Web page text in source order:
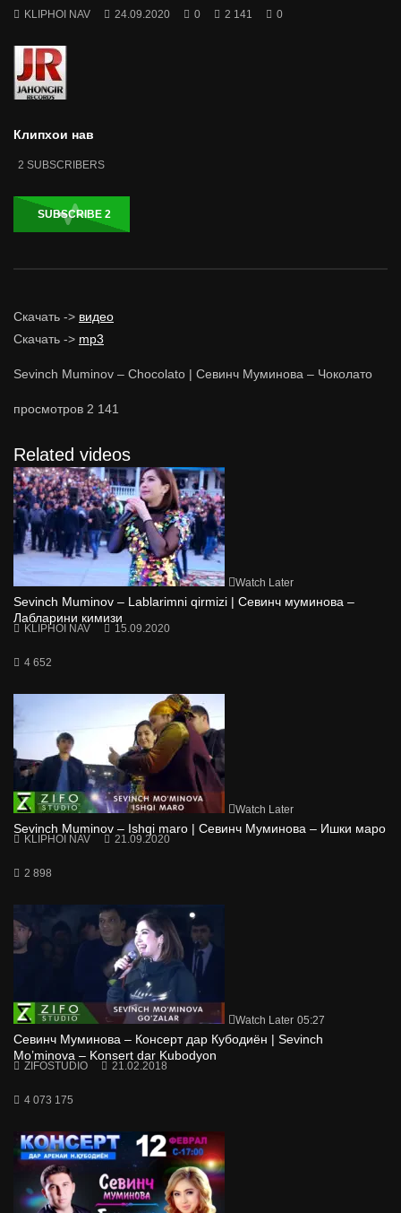
KLIPHOI NAV 24.09.2020 0 2 141 0
Клипхои нав
2 SUBSCRIBERS
SUBSCRIBE 2
Скачать -> видео
Скачать -> mp3
Sevinch Muminov – Chocolato | Севинч Муминова – Чоколато
просмотров 2 141
Related videos
Watch Later
Sevinch Muminov – Lablarimni qirmizi | Севинч муминова –
Лабларини кимизи
KLIPHOI NAV 15.09.2020
4 652
Watch Later
Sevinch Muminov – Ishqi maro | Севинч Муминова – Ишки маро
KLIPHOI NAV 21.09.2020
2 898
Watch Later 05:27
Севинч Муминова – Консерт дар Кубодиён | Sevinch
Mo’minova – Konsert dar Kubodyon
ZIFOSTUDIO 21.02.2018
4 073 175